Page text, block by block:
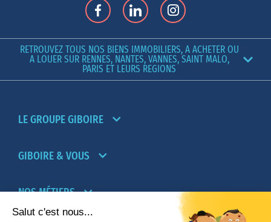
RETROUVEZ TOUS NOS BIENS IMMOBILIERS, A ACHETER OU
A LOUER SUR RENNES, NANTES, VANNES, SAINT MALO,
PARIS ET LEURS REGIONS
LE GROUPE GIBOIRE
GIBOIRE & VOUS
NOS MÉTIERS